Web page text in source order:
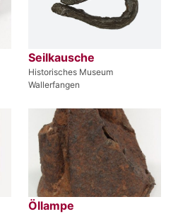
Seilkausche
Historisches Museum
Wallerfangen
Öllampe